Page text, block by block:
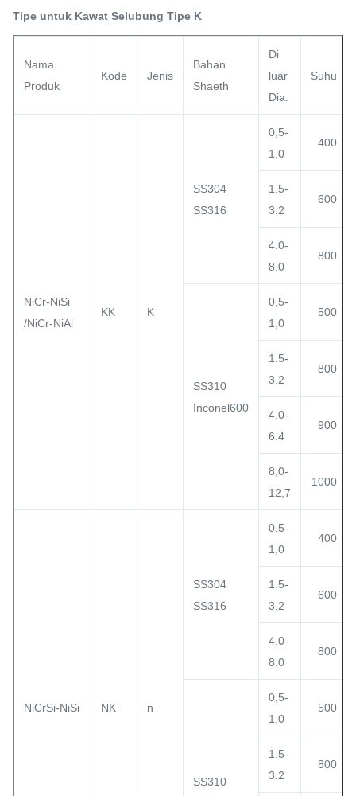
Tipe untuk Kawat Selubung Tipe K
Nama
Produk
Kode Jenis
Bahan
Shaeth
Di
luar
Dia.
Suhu
NiCr-NiSi
/NiCr-NiAl
KK K
SS304
SS316
0,5-
1,0
400
1.5-
3.2
600
4.0-
8.0
800
SS310
Inconel600
0,5-
1,0
500
1.5-
3.2
800
4.0-
6.4
900
8,0-
12,7
1000
NiCrSi-NiSi NK n
SS304
SS316
0,5-
1,0
400
1.5-
3.2
600
4.0-
8.0
800
SS310
0,5-
1,0
500
1.5-
3.2
800